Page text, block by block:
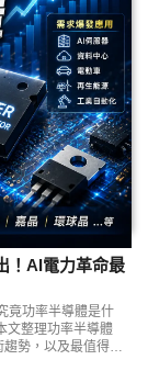
！AI電力革命最
竟功率半導體是什
文整理功率半導體
勢，以及最值得關